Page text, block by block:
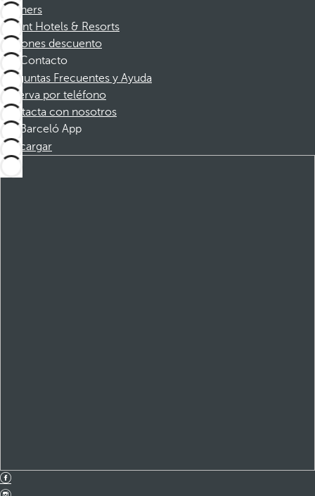
Partners
Dorint Hotels & Resorts
Cupones descuento
Contacto
Preguntas Frecuentes y Ayuda
Reserva por teléfono
Contacta con nosotros
Barceló App
Descargar